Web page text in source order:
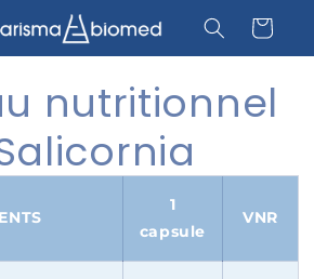
Panier
nutritionnel
1
capsule
VNR